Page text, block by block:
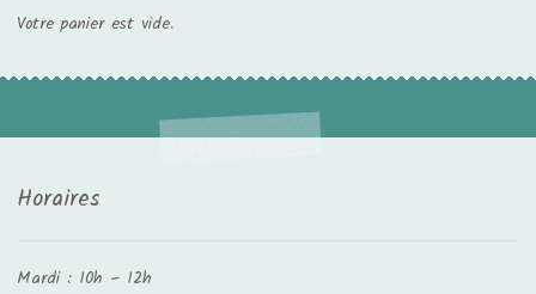
Votre panier est vide.
Horaires
Mardi : 10h – 12h